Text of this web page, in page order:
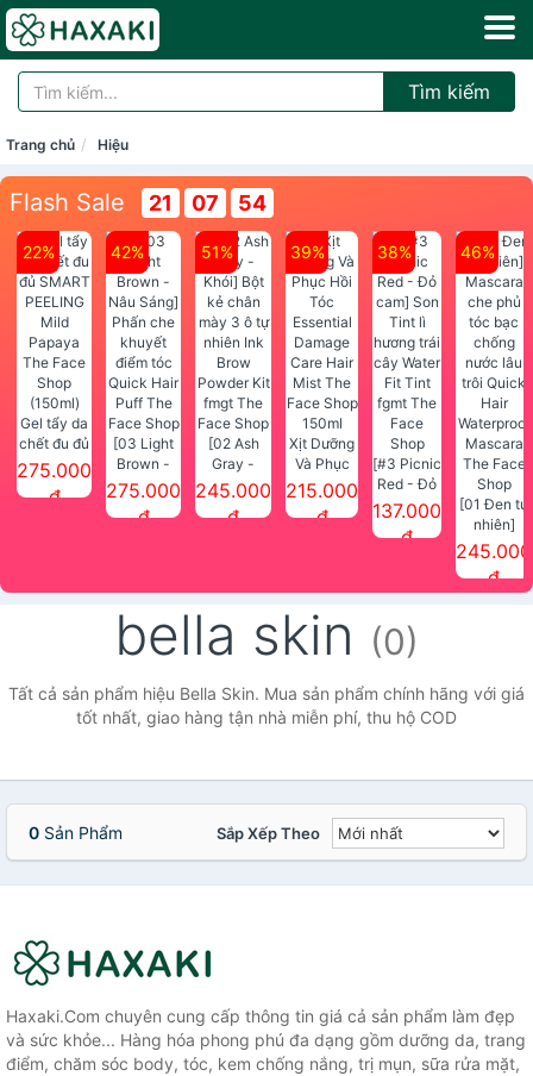
Tìm kiếm
Trang chủ Hiệu
Flash Sale 21 07 54
22%
Gel tẩy da
chết đu đủ
SMART
PEELING
275.000
đ
42%
[03 Light
Brown -
Nâu Sáng]
Phấn che
275.000
đ
51%
[02 Ash
Gray -
Khói] Bột
kẻ chân
Face Shop
245.000
đ
39%
Xịt Dưỡng
Và Phục
Hồi Tóc
Essential
215.000
đ
38%
[#3 Picnic
Red - Đỏ
cam] Son
Face
Shop
137.000
đ
46%
[01 Đen tự
nhiên]
Mascara
che phủ
Waterproof
Mascara
245.000
đ
bella skin (0)
Tất cả sản phẩm hiệu Bella Skin. Mua sản phẩm chính hãng với giá
tốt nhất, giao hàng tận nhà miễn phí, thu hộ COD
0 Sản Phẩm Sắp Xếp Theo
Haxaki.Com chuyên cung cấp thông tin giá cả sản phẩm làm đẹp
và sức khỏe... Hàng hóa phong phú đa dạng gồm dưỡng da, trang
điểm, chăm sóc body, tóc, kem chống nắng, trị mụn, sữa rửa mặt,